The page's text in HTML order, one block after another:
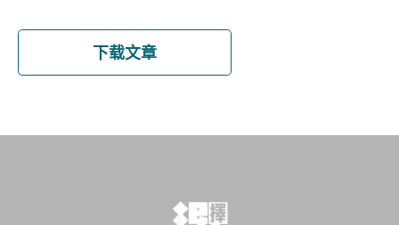
下载文章